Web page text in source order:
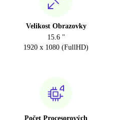
Velikost Obrazovky
15.6 "
1920 x 1080 (FullHD)
Počet Procesorových